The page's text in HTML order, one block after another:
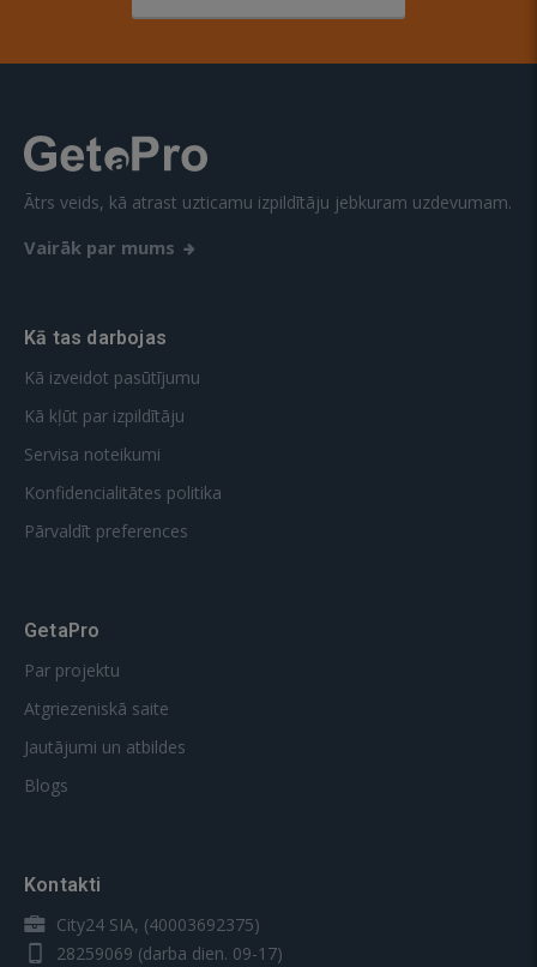
Ātrs veids, kā atrast uzticamu izpildītāju jebkuram uzdevumam.
Vairāk par mums
Kā tas darbojas
Kā izveidot pasūtījumu
Kā kļūt par izpildītāju
Servisa noteikumi
Konfidencialitātes politika
Pārvaldīt preferences
GetaPro
Par projektu
Atgriezeniskā saite
Jautājumi un atbildes
Blogs
Kontakti
City24 SIA, (40003692375)
28259069 (darba dien. 09-17)